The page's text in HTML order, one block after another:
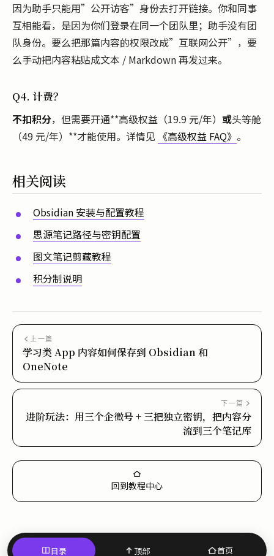
因为助手只能用”公开访客”身份去打开链接。你和同事
互相能看，是因为你们登录在同一个团队里；助手没有团
队身份。要么把那篇内容的权限改成”互联网公开”，要
么手动把内容粘贴成文本 / Markdown 再发过来。
Q4. 计费？
不扣积分，但需要开通**高级权益（19.9 元/年） 或头等舱
（49 元/年）**才能使用。详情见 《高级权益 FAQ》 。
相关阅读
Obsidian 安装与配置教程
思源笔记路径与密钥配置
图文笔记剪藏教程
积分制说明
上一篇
学习类 App 内容如何保存到 Obsidian 和
OneNote
下一篇
进阶玩法：用三个企微号 + 三把独立密钥，把内容分
流到三个笔记库
回到教程中心
目录 顶部 首页